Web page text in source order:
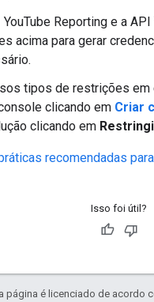
Reporting e a
acima para gerar
tipos de restrições
clicando em Criar
clicando em
recomendadas
Isso foi útil?
página é licenciado de acordo